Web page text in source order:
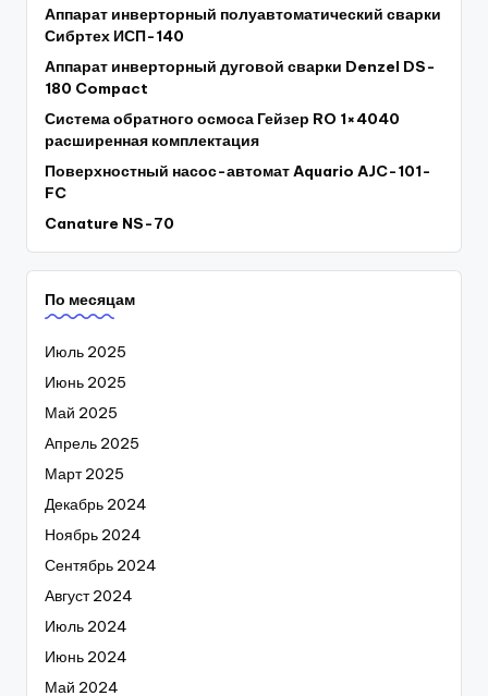
Аппарат инверторный полуавтоматический сварки
Сибртех ИСП-140
Аппарат инверторный дуговой сварки Denzel DS-
180 Compact
Система обратного осмоса Гейзер RO 1×4040
расширенная комплектация
Поверхностный насос-автомат Aquario AJC-101-
FC
Canature NS-70
По месяцам
Июль 2025
Июнь 2025
Май 2025
Апрель 2025
Март 2025
Декабрь 2024
Ноябрь 2024
Сентябрь 2024
Август 2024
Июль 2024
Июнь 2024
Май 2024